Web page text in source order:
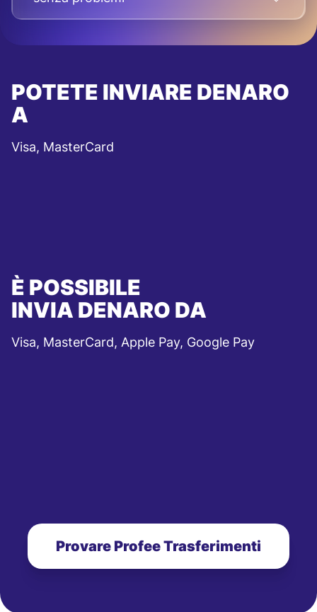
POTETE INVIARE DENARO
A
Visa, MasterCard
È POSSIBILE
INVIA DENARO DA
Visa, MasterCard, Apple Pay, Google Pay
Provare Profee Trasferimenti